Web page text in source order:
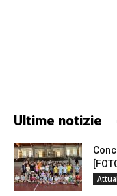
Ultime notizie